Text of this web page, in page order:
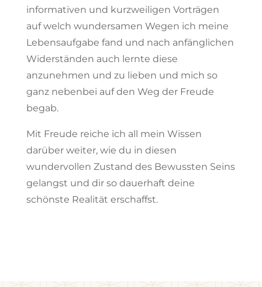
informativen und kurzweiligen Vorträgen
auf welch wundersamen Wegen ich meine
Lebensaufgabe fand und nach anfänglichen
Widerständen auch lernte diese
anzunehmen und zu lieben und mich so
ganz nebenbei auf den Weg der Freude
begab.
Mit Freude reiche ich all mein Wissen
darüber weiter, wie du in diesen
wundervollen Zustand des Bewussten Seins
gelangst und dir so dauerhaft deine
schönste Realität erschaffst.